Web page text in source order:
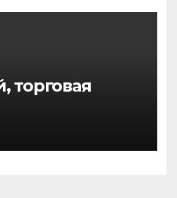
торговая